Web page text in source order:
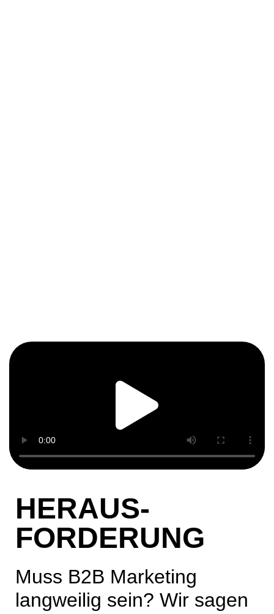
HERAUS-
FORDERUNG
Muss B2B Marketing
langweilig sein? Wir sagen